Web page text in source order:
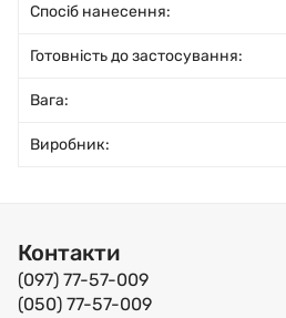
Спосіб нанесення:
Готовність до застосування:
Вага:
Виробник:
Контакти
(097) 77-57-009
(050) 77-57-009